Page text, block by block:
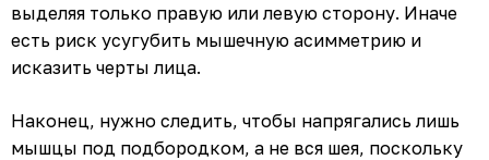
выделяя только правую или левую сторону. Иначе
есть риск усугубить мышечную асимметрию и
исказить черты лица.
Наконец, нужно следить, чтобы напрягались лишь
мышцы под подбородком, а не вся шея, поскольку